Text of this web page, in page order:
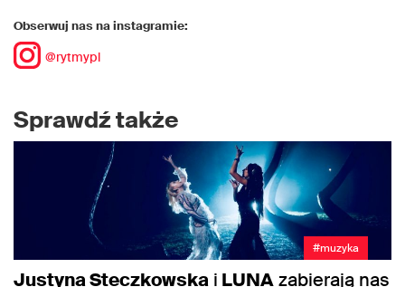
Obserwuj nas na instagramie:
@rytmypl
Sprawdź także
#muzyka
Justyna Steczkowska i LUNAzabierają nas